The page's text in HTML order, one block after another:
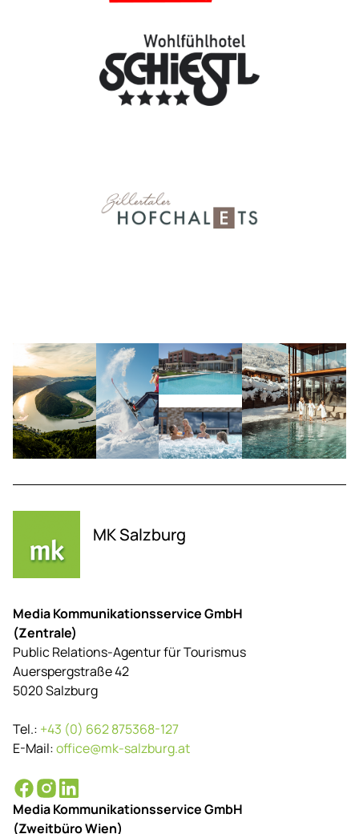
MK Salzburg
Media Kommunikationsservice GmbH
(Zentrale)
Public Relations-Agentur für Tourismus
Auerspergstraße 42
5020 Salzburg
Tel.: +43 (0) 662 875368-127
E-Mail:office@mk-salzburg.at
Media Kommunikationsservice GmbH
(Zweitbüro Wien)